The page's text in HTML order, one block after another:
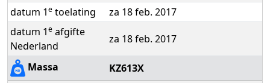
datum 1e toelating
za 18 feb. 2017
datum 1e afgifte
Nederland
za 18 feb. 2017
Massa
KZ613X